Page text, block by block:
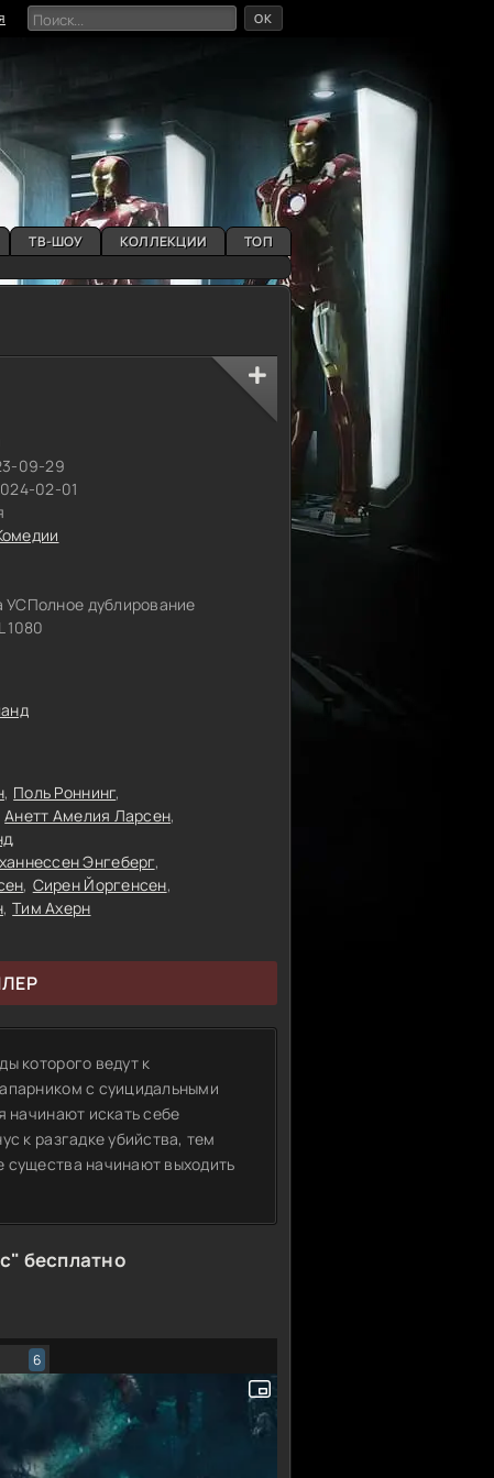
OK
ТВ-ШОУ КОЛЛЕКЦИИ ТОП
09-29
02-01
дублирование
1080
Поль Роннинг
Анетт Амелия Ларсен
Энгеберг
Сирен Йоргенсен
Тим Ахерн
которого ведут к
с суицидальными
начинают искать себе
к разгадке убийства, тем
начинают выходить
бесплатно
6